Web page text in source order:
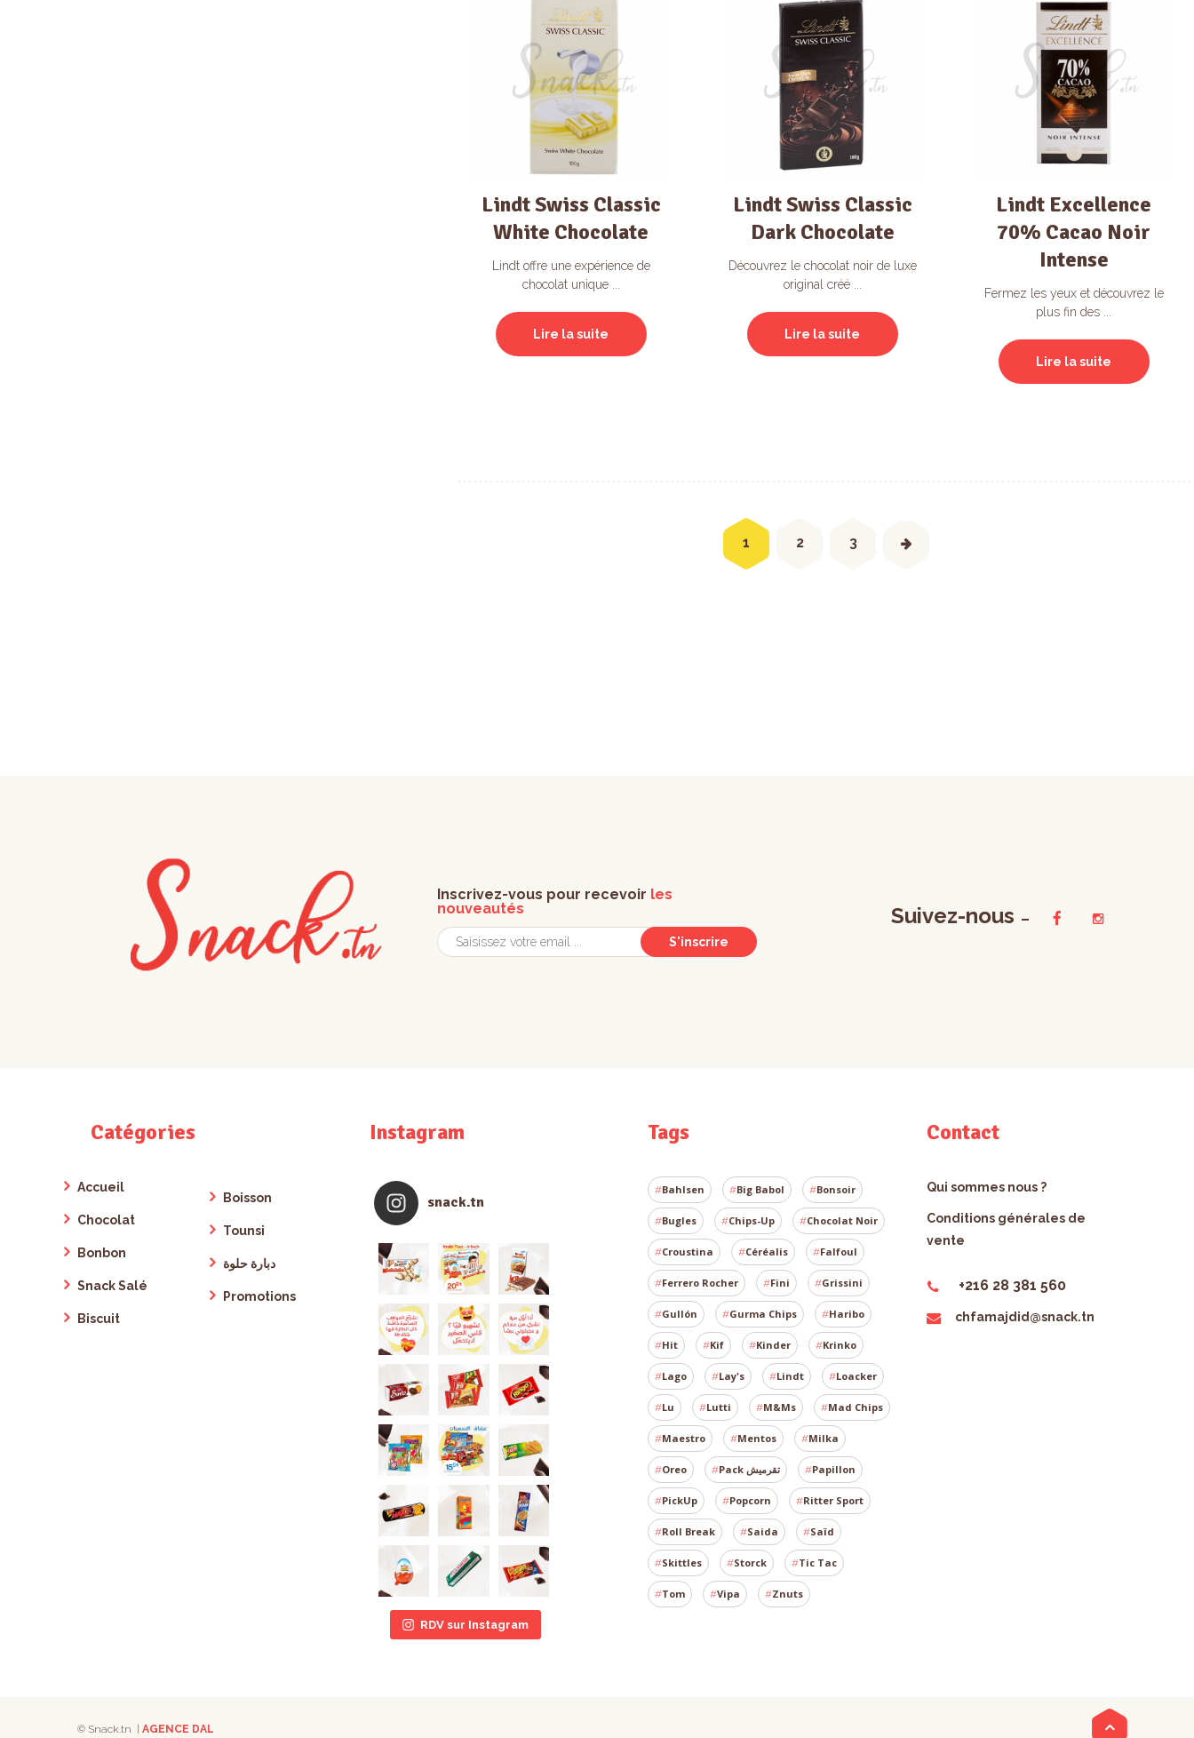
Lindt Swiss Classic
White Chocolate
Lindt offre une expérience de
chocolat unique ...
Lire la suite
Lindt Swiss Classic
Dark Chocolate
Découvrez le chocolat noir de luxe
original créé ...
Lire la suite
Lindt Excellence
70% Cacao Noir
Intense
Fermez les yeux et découvrez le
plus fin des ...
Lire la suite
1 2 3
Inscrivez-vous pour recevoir les
nouveautés
S'inscrire
Suivez-nous
Catégories
Accueil
Chocolat
Bonbon
Snack Salé
Biscuit
Boisson
Tounsi
دبارة حلوة
Promotions
Instagram
snack.tn
RDV sur Instagram
Tags
Bahlsen Big Babol Bonsoir
Bugles Chips-Up Chocolat Noir
Croustina Céréalis Falfoul
Ferrero Rocher Fini Grissini
Gullón Gurma Chips Haribo
Hit Kif Kinder Krinko
Lago Lay's Lindt Loacker
Lu Lutti M&Ms Mad Chips
Maestro Mentos Milka
Oreo Pack تقرميش Papillon
PickUp Popcorn Ritter Sport
Roll Break Saida Saïd
Skittles Storck Tic Tac
Tom Vipa Znuts
Contact
Qui sommes nous ?
Conditions générales de
vente
+216 28 381 560
chfamajdid@snack.tn
© Snack.tn | AGENCE DAL